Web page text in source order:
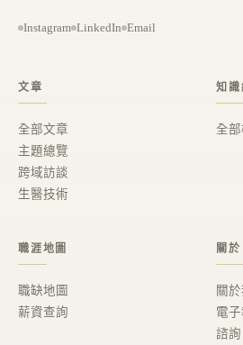
Instagram LinkedIn Email
文章
全部文章
主題總覽
跨域訪談
生醫技術
知識
全
職涯地圖
職缺地圖
薪資查詢
關於
關
電子
諮詢